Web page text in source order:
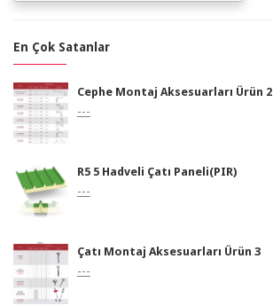
En Çok Satanlar
Cephe Montaj Aksesuarları Ürün 2
---
R5 5 Hadveli Çatı Paneli(PIR)
---
Çatı Montaj Aksesuarları Ürün 3
---